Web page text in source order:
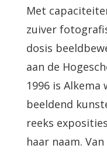
Met
zuiver
dosis
aan de
1996 is
beeldend
reeks
haar naam.